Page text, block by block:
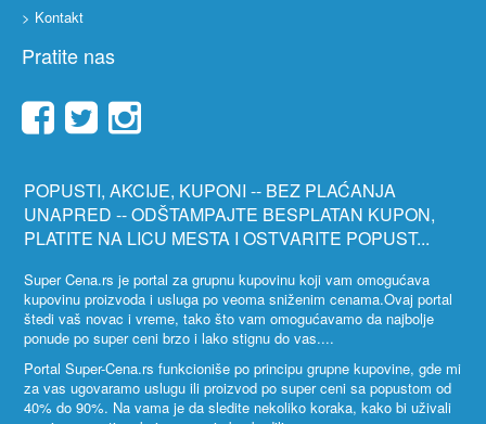
> Kontakt
Pratite nas
POPUSTI, AKCIJE, KUPONI -- BEZ PLAĆANJA
UNAPRED -- ODŠTAMPAJTE BESPLATAN KUPON,
PLATITE NA LICU MESTA I OSTVARITE POPUST...
Super Cena.rs je portal za grupnu kupovinu koji vam omogućava
kupovinu proizvoda i usluga po veoma sniženim cenama.Ovaj portal
štedi vaš novac i vreme, tako što vam omogućavamo da najbolje
ponude po super ceni brzo i lako stignu do vas....
Portal Super-Cena.rs funkcioniše po principu grupne kupovine, gde mi
za vas ugovaramo uslugu ili proizvod po super ceni sa popustom od
40% do 90%. Na vama je da sledite nekoliko koraka, kako bi uživali